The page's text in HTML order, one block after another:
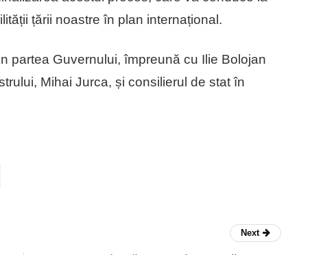
țării noastre în plan internațional.
partea Guvernului, împreună cu Ilie Bolojan
Mihai Jurca, și consilierul de stat în
Next